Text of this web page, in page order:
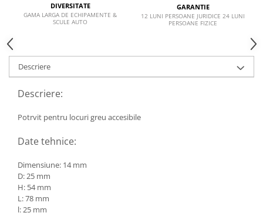
DIVERSITATE
GAMA LARGA DE ECHIPAMENTE &
SCULE AUTO
GARANTIE
12 LUNI PERSOANE JURIDICE 24 LUNI
PERSOANE FIZICE
Descriere
Descriere:
Potrvit pentru locuri greu accesibile
Date tehnice:
Dimensiune: 14 mm
D: 25 mm
H: 54 mm
L: 78 mm
l: 25 mm